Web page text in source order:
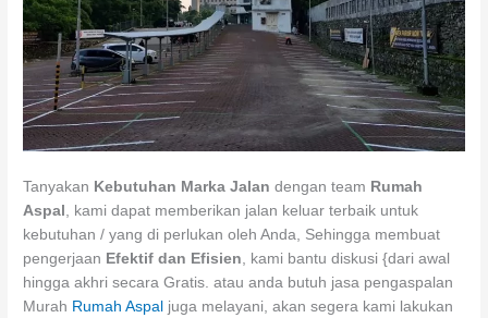
Tanyakan Kebutuhan Marka Jalan dengan team Rumah
Aspal
, kami dapat memberikan jalan keluar terbaik untuk
kebutuhan / yang di perlukan oleh Anda, Sehingga membuat
pengerjaan Efektif dan Efisien , kami bantu diskusi {dari awal
hingga akhri secara Gratis. atau anda butuh jasa pengaspalan
Murah Rumah Aspal juga melayani, akan segera kami lakukan